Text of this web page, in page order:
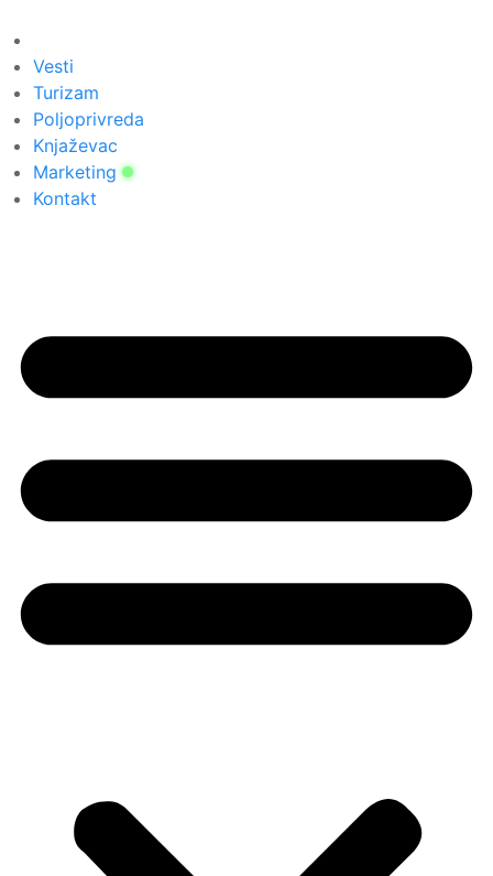
на
садржај
Vesti
Turizam
Poljoprivreda
Knjaževac
Marketing
Kontakt